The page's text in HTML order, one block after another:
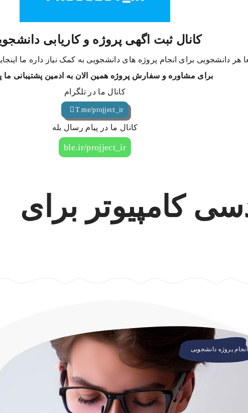
کانال ثبت اگهی پروژه و کاریابی
هر دانشجویی برای انجام پروژه های دانشجویی به کمک نیاز داره ما
برای مشاوره و سفارش پروژه همین الان به ادمین پشتیبانی ما
کانال ما در تلگرام
T.me/projject_ir
کانال ما در پیام رسال بله
ble.ir/projject_ir
کامپیوتر برای
انجام پروژه دانشجویی